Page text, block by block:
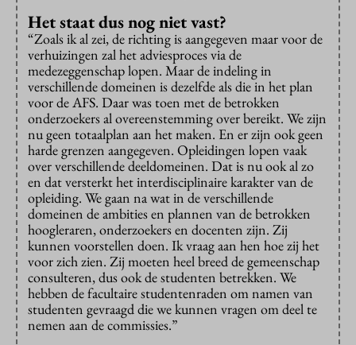
Het staat dus nog niet vast?
“Zoals ik al zei, de richting is aangegeven maar voor de
verhuizingen zal het adviesproces via de
medezeggenschap lopen. Maar de indeling in
verschillende domeinen is dezelfde als die in het plan
voor de AFS. Daar was toen met de betrokken
onderzoekers al overeenstemming over bereikt. We zijn
nu geen totaalplan aan het maken. En er zijn ook geen
harde grenzen aangegeven. Opleidingen lopen vaak
over verschillende deeldomeinen. Dat is nu ook al zo
en dat versterkt het interdisciplinaire karakter van de
opleiding. We gaan na wat in de verschillende
domeinen de ambities en plannen van de betrokken
hoogleraren, onderzoekers en docenten zijn. Zij
kunnen voorstellen doen. Ik vraag aan hen hoe zij het
voor zich zien. Zij moeten heel breed de gemeenschap
consulteren, dus ook de studenten betrekken. We
hebben de facultaire studentenraden om namen van
studenten gevraagd die we kunnen vragen om deel te
nemen aan de commissies.”